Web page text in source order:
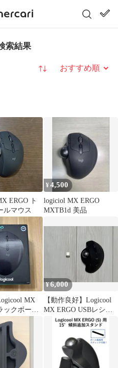
索結果
並び替え
ERGO ト
ルマウス
¥4,500
logiciol MX ERGO
MXTB1d 美品
MX
ックボール
¥6,000
【動作良好】Logicool
MX ERGO USBレシー
バー付